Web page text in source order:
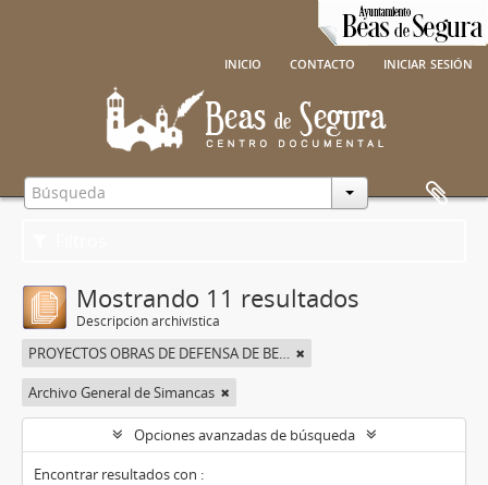
inicio contacto iniciar sesión
Mostrando 11 resultados
Descripción archivística
PROYECTOS OBRAS DE DEFENSA DE BEAS DE SEGURA
Archivo General de Simancas
Opciones avanzadas de búsqueda
Encontrar resultados con :